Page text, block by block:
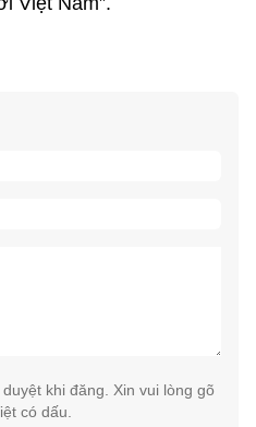
khi đăng. Xin vui lòng gõ
có dấu.